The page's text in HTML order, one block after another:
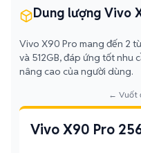
Dung lượng Vivo
Vivo X90 Pro mang đến 2
và 512GB, đáp ứng tốt nhu
nâng cao của người dùng.
← Vuốt
Vivo X90 Pro